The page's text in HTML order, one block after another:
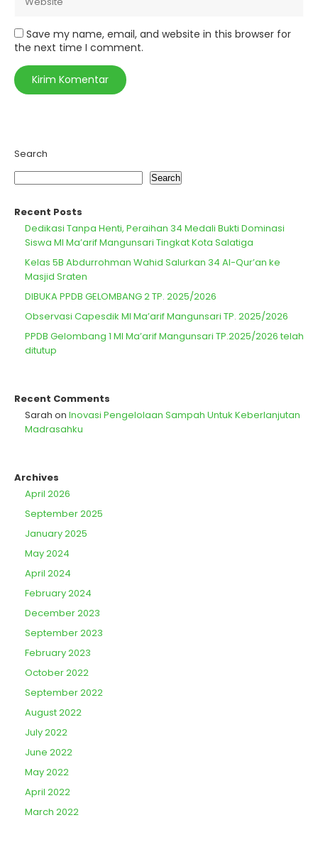
Save my name, email, and website in this browser for
the next time I comment.
Search
Search
Recent Posts
Dedikasi Tanpa Henti, Peraihan 34 Medali Bukti Dominasi
Siswa MI Ma’arif Mangunsari Tingkat Kota Salatiga
Kelas 5B Abdurrohman Wahid Salurkan 34 Al-Qur’an ke
Masjid Sraten
DIBUKA PPDB GELOMBANG 2 TP. 2025/2026
Observasi Capesdik MI Ma’arif Mangunsari TP. 2025/2026
PPDB Gelombang 1 MI Ma’arif Mangunsari TP.2025/2026 telah
ditutup
Recent Comments
Sarah on Inovasi Pengelolaan Sampah Untuk Keberlanjutan
Madrasahku
Archives
April 2026
September 2025
January 2025
May 2024
April 2024
February 2024
December 2023
September 2023
February 2023
October 2022
September 2022
August 2022
July 2022
June 2022
May 2022
April 2022
March 2022